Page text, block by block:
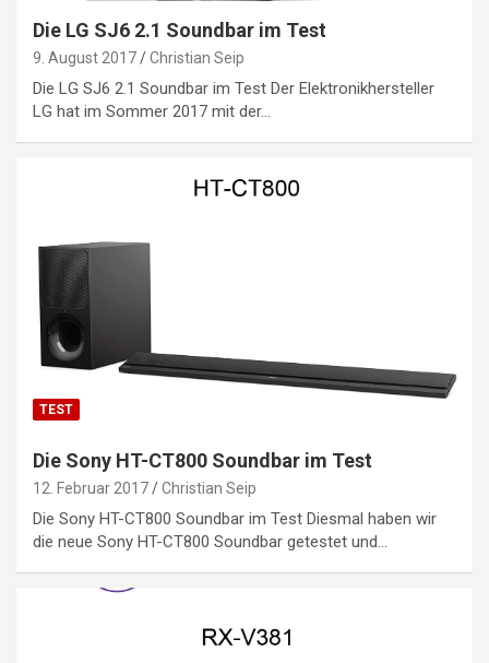
Die LG SJ6 2.1 Soundbar im Test
9. August 2017 Christian Seip
Die LG SJ6 2.1 Soundbar im Test Der Elektronikhersteller
LG hat im Sommer 2017 mit der…
TEST
Die Sony HT-CT800 Soundbar im Test
12. Februar 2017 Christian Seip
Die Sony HT-CT800 Soundbar im Test Diesmal haben wir
die neue Sony HT-CT800 Soundbar getestet und…